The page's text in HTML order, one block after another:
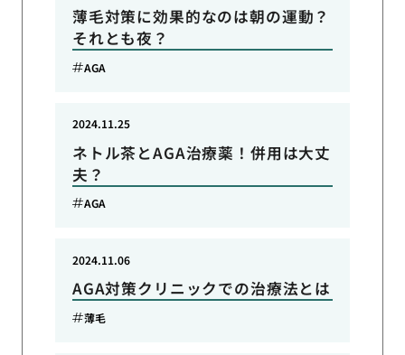
薄毛対策に効果的なのは朝の運動？
それとも夜？
AGA
ネトル茶とAGA治療薬！併用は大丈
夫？
2024.11.25
AGA
AGA対策クリニックでの治療法とは
2024.11.06
薄毛